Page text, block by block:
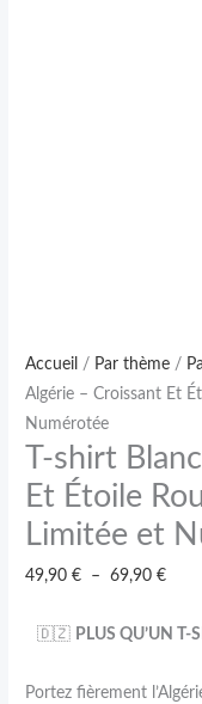
Accueil / Par thème /
Algérie – Croissant Et
Numérotée
T-shirt
Et Étoile
Limitée et
49,90€ – 69,90€
🇩🇿 PLUS QU’UN T-
Portez fièrement